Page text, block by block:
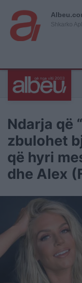
Shkarko
Ndarja që
zbulohet
që hyri
dhe Alex